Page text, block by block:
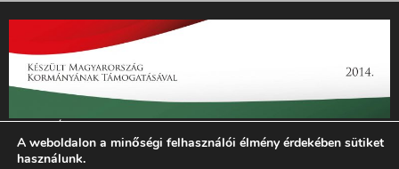
„Az Új Ember katolikus hetilap 2014. évi működésének
támogatását az EGYH-KCP-14-P-0121 sz. támogatási
A weboldalon a minőségi felhasználói élmény érdekében sütiket
használunk.